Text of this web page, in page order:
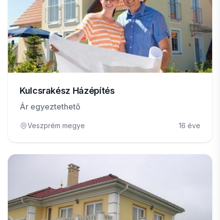
Kulcsrakész Házépítés
Ár egyeztethető
Veszprém megye 16 éve